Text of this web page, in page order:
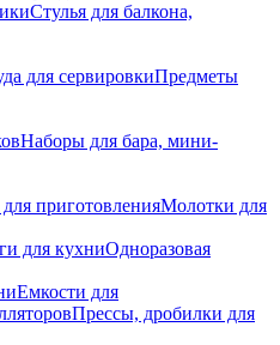
Стулья для балкона,
для сервировкиПредметы
Наборы для бара, мини-
приготовленияМолотки для
для кухниОдноразовая
Емкости для
Прессы, дробилки для